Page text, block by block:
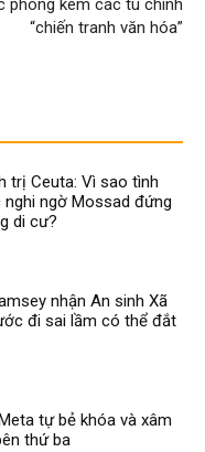
phòng kèm các tu chính
“chiến tranh văn hóa”
trị Ceuta: Vì sao tình
nghi ngờ Mossad đứng
di cư?
nhận An sinh Xã
đi sai lầm có thể đắt
tự bẻ khóa và xâm
thứ ba